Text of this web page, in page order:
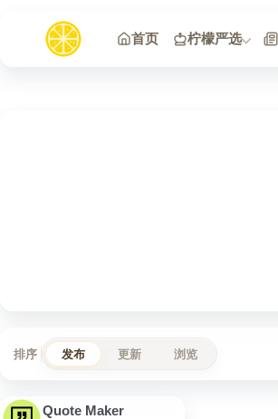
首页
柠檬严选
排序 发布 更新 浏览
Quote Maker